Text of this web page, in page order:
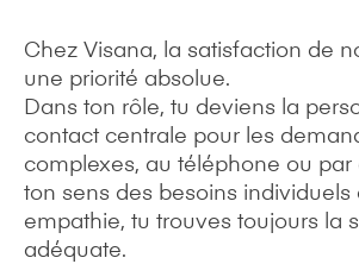
Chez Visana, la satisfaction de
une priorité absolue.
Dans ton rôle, tu deviens la
contact centrale pour les
complexes, au téléphone ou par
ton sens des besoins individuels
empathie, tu trouves toujours la
adéquate.